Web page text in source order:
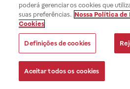
poderá gerenciar os cookies que
suas preferências. Nossa Política de
Cookies
Definições de cookies
Aceitar todos os cookies